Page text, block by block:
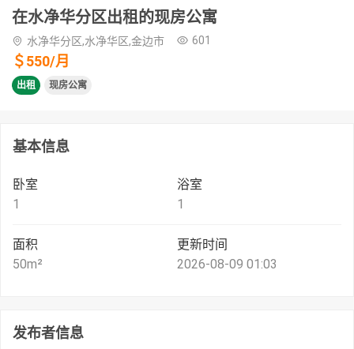
在水净华分区出租的现房公寓
水净华分区,水净华区,金边市 601
＄550/月
出租 现房公寓
基本信息
卧室
1
浴室
1
面积
50m²
更新时间
2026-08-09 01:03
发布者信息